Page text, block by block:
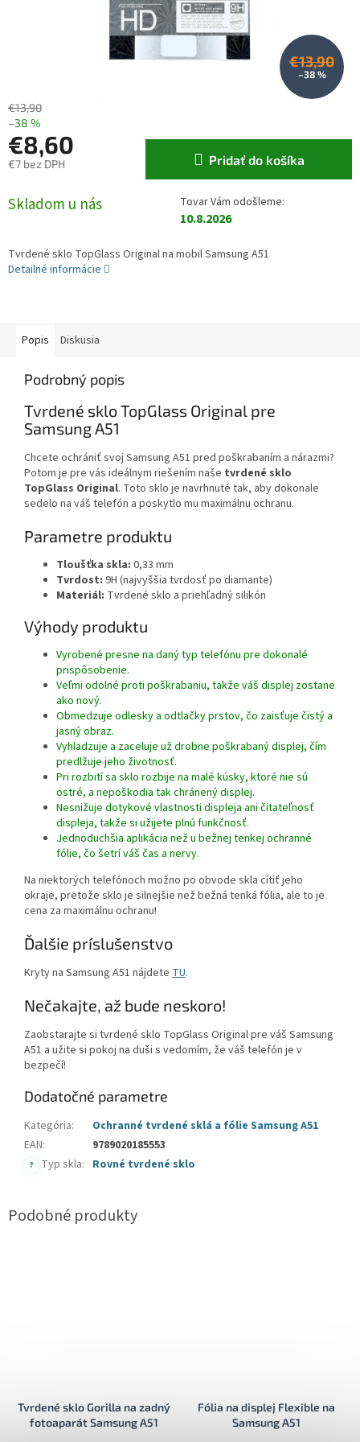
€13,90
–38 %
€13,90
–38 %
€8,60
€7 bez DPH
Skladom u nás
10.8.2026
Pridať do košíka
Tvrdené sklo TopGlass Original na mobil Samsung A51
Detailné informácie
Popis Diskusia
Podrobný popis
Tvrdené sklo TopGlass Original pre
Samsung A51
Chcete ochrániť svoj Samsung A51 pred poškrabaním a nárazmi?
Potom je pre vás ideálnym riešením naše tvrdené sklo
TopGlass Original. Toto sklo je navrhnuté tak, aby dokonale
sedelo na váš telefón a poskytlo mu maximálnu ochranu.
Parametre produktu
Tloušťka skla: 0,33 mm
Tvrdost: 9H (najvyššia tvrdosť po diamante)
Materiál: Tvrdené sklo a priehľadný silikón
Výhody produktu
Vyrobené presne na daný typ telefónu pre dokonalé
prispôsobenie.
Veľmi odolné proti poškrabaniu, takže váš displej zostane
ako nový.
Obmedzuje odlesky a odtlačky prstov, čo zaisťuje čistý a
jasný obraz.
Vyhladzuje a zaceluje už drobne poškrabaný displej, čím
predlžuje jeho životnosť.
Pri rozbití sa sklo rozbije na malé kúsky, ktoré nie sú
ostré, a nepoškodia tak chránený displej.
Nesnižuje dotykové vlastnosti displeja ani čitateľnosť
displeja, takže si užijete plnú funkčnosť.
Jednoduchšia aplikácia než u bežnej tenkej ochranné
fólie, čo šetrí váš čas a nervy.
Na niektorých telefónoch možno po obvode skla cítiť jeho
okraje, pretože sklo je silnejšie než bežná tenká fólia, ale to je
cena za maximálnu ochranu!
Ďalšie príslušenstvo
Kryty na Samsung A51 nájdete TU.
Nečakajte, až bude neskoro!
Zaobstarajte si tvrdené sklo TopGlass Original pre váš Samsung
A51 a užite si pokoj na duši s vedomím, že váš telefón je v
bezpečí!
Dodatočné parametre
Kategória:
Ochranné tvrdené sklá a fólie Samsung A51
EAN: 9789020185553
? Typ skla: Rovné tvrdené sklo
Tvrdené sklo Gorilla na zadný
fotoaparát Samsung A51
Fólia na displej Flexible na
Samsung A51